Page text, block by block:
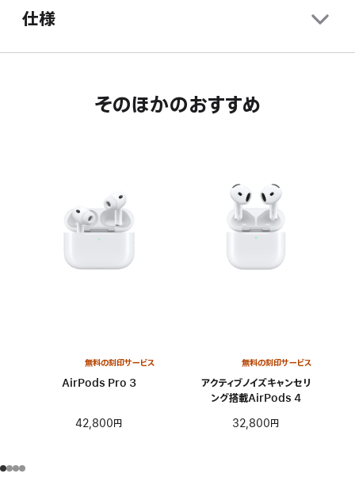
仕様
そのほかのおすすめ
無料の刻印サービス
AirPods Pro 3
42,800円
無料の刻印サービス
アクティブノイズキャンセリ
ング搭載AirPods 4
32,800円